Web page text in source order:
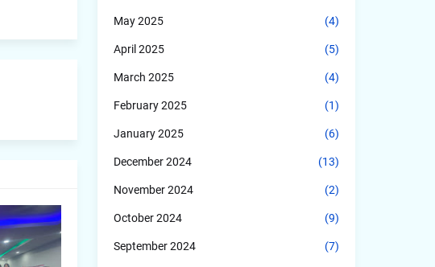
May 2025 (4)
April 2025 (5)
March 2025 (4)
February 2025 (1)
January 2025 (6)
December 2024 (13)
November 2024 (2)
October 2024 (9)
September 2024 (7)